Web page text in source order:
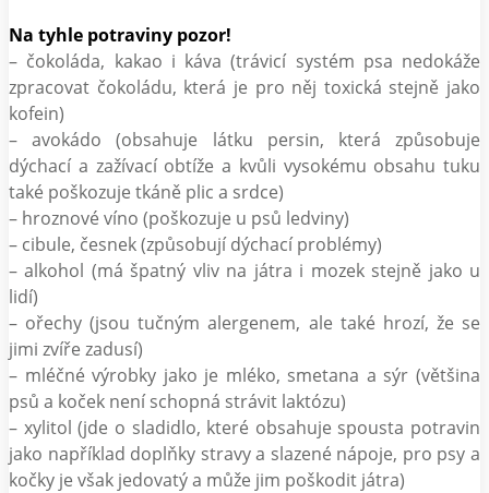
Na tyhle potraviny pozor!
– čokoláda, kakao i káva (trávicí systém psa nedokáže
zpracovat čokoládu, která je pro něj toxická stejně jako
kofein)
– avokádo (obsahuje látku persin, která způsobuje
dýchací a zažívací obtíže a kvůli vysokému obsahu tuku
také poškozuje tkáně plic a srdce)
– hroznové víno (poškozuje u psů ledviny)
– cibule, česnek (způsobují dýchací problémy)
– alkohol (má špatný vliv na játra i mozek stejně jako u
lidí)
– ořechy (jsou tučným alergenem, ale také hrozí, že se
jimi zvíře zadusí)
– mléčné výrobky jako je mléko, smetana a sýr (většina
psů a koček není schopná strávit laktózu)
– xylitol (jde o sladidlo, které obsahuje spousta potravin
jako například doplňky stravy a slazené nápoje, pro psy a
kočky je však jedovatý a může jim poškodit játra)